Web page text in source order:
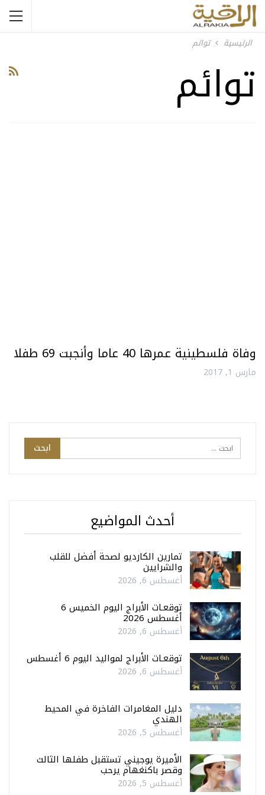
الرئيسية توائم
توائم
وفاة فلسطينية عمرها 40 عاما وأنجبت 69 طفلا
مارس 1, 2017
أحدث المواضيع
تمارين الكارديو لصحة أفضل للقلب
والشرايين
أغسطس 6, 2026
توقعـات الأبراج اليوم الخميس 6
أغسطس 2026
أغسطس 6, 2026
توقعـات الأبراج لمواليد اليوم 6 أغسطس
أغسطس 6, 2026
دليل المغامرات الفاخرة في المحيط
الهندي
أغسطس 5, 2026
الأميرة يوجيني تستقبل طفلها الثالث
وقصر باكنغهام يرحب
أغسطس 5, 2026